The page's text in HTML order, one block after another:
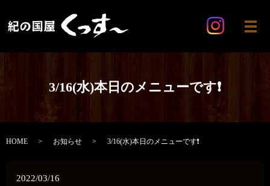
メ
3/16(水)本日のメニューです❗
HOME お知らせ 3/16(水)本日のメニューです❗
2022/03/16